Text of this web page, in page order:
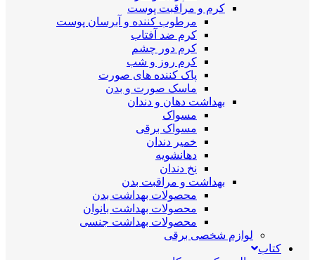
کرم و مراقبت پوست
مرطوب کننده و آبرسان پوست
کرم ضد آفتاب
کرم دور چشم
کرم روز و شب
پاک کننده های صورت
ماسک صورت و بدن
بهداشت دهان و دندان
مسواک
مسواک برقی
خمیر دندان
دهانشویه
نخ دندان
بهداشت و مراقبت بدن
محصولات بهداشت بدن
محصولات بهداشت بانوان
محصولات بهداشت جنسی
لوازم شخصی برقی
کتاب